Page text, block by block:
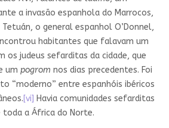
a invasão espanhola do Marrocos,
o general espanhol O’Donnel,
habitantes que falavam um
os judeus sefarditas da cidade, que
um pogrom nos dias precedentes. Foi
“moderno” entre espanhóis ibéricos
[vi] Havia comunidades sefarditas
toda a África do Norte.